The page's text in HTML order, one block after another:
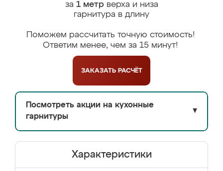
за 1 метрверха и низа
гарнитура в длину
Поможем рассчитать точную стоимость!
Ответим менее, чем за 15 минут!
ЗАКАЗАТЬ РАСЧЁТ
Посмотреть акции на кухонные
гарнитуры
▼
Характеристики